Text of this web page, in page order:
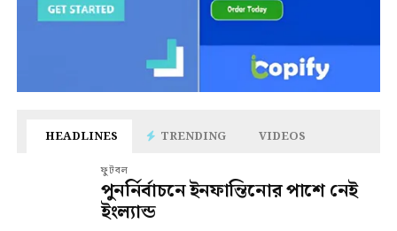
HEADLINES TRENDING VIDEOS
ফুটবল
পুনর্নির্বাচনে ইনফান্তিনোর পাশে নেই
ইংল্যান্ড